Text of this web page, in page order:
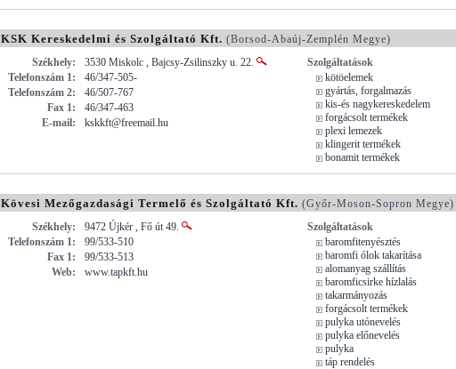
KSK Kereskedelmi és Szolgáltató Kft. (Borsod-Abaúj-Zemplén Megye)
Székhely:
3530 Miskolc , Bajcsy-Zsilinszky u. 22.
Telefonszám 1:
46/347-505-
Telefonszám 2:
46/507-767
Fax 1:
46/347-463
E-mail:
kskkft@freemail.hu
Szolgáltatások
kötöelemek
gyártás, forgalmazás
kis-és nagykereskedelem
forgácsolt termékek
plexi lemezek
klingerit termékek
bonamit termékek
Kövesi Mezőgazdasági Termelő és Szolgáltató Kft. (Győr-Moson-Sopron Megye)
Székhely:
9472 Újkér , Fő út 49.
Telefonszám 1:
99/533-510
Fax 1:
99/533-513
Web:
www.tapkft.hu
Szolgáltatások
baromfitenyésztés
baromfi ólok takarítása
alomanyag szállítás
baromficsirke hízlalás
takarmányozás
forgácsolt termékek
pulyka utónevelés
pulyka előnevelés
pulyka
táp rendelés